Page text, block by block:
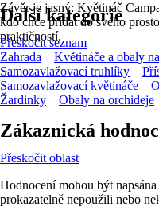
Závěr je jasný: Květináč
kdo chce přidat do svého
praktičností.
Další kategorie
Přeskočit seznam
Zahrada
Květináče a obaly
Samozavlažovací truhlíky
Samozavlažovací květináče
Žardinky
Obaly na orchideje
Zákaznická
Přeskočit oblast
Hodnocení mohou být
prokazatelně nepoužili nebo